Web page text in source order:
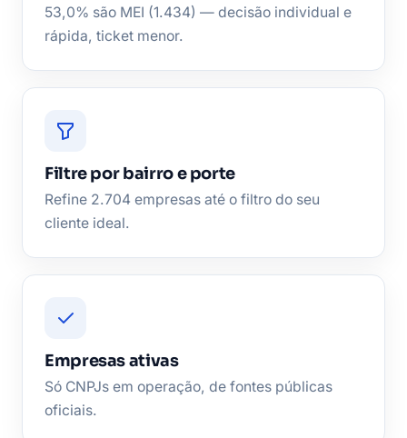
53,0% são MEI (1.434) — decisão individual e
rápida, ticket menor.
Filtre por bairro e porte
Refine 2.704 empresas até o filtro do seu
cliente ideal.
Empresas ativas
Só CNPJs em operação, de fontes públicas
oficiais.